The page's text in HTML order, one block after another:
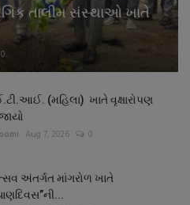
તાલીમ સંસ્થાઓ ખાતે
0
(મહિલા) ખાતે વૃક્ષારોપણ
Aug 7, 2026 0
અંતર્ગત માંગરોળ ખાતે